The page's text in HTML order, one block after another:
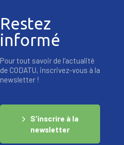
Restez
informé
Pour tout savoir de l'actualité
de CODATU, inscrivez-vous à la
newsletter !
S'inscrire à la
newsletter